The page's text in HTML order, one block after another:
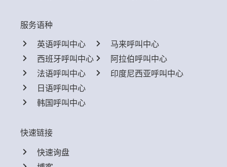
服务语种
英语呼叫中心
西班牙呼叫中心
法语呼叫中心
日语呼叫中心
韩国呼叫中心
马来呼叫中心
阿拉伯呼叫中心
印度尼西亚呼叫中心
快速链接
快速询盘